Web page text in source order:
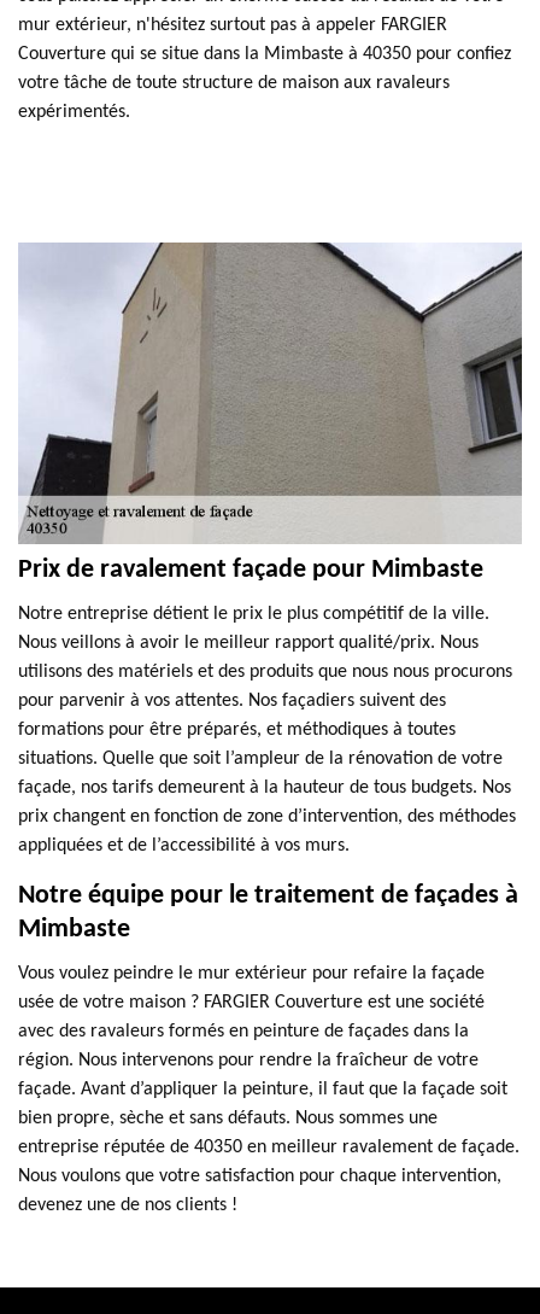
mur extérieur, n'hésitez surtout pas à appeler FARGIER
Couverture qui se situe dans la Mimbaste à 40350 pour confiez
votre tâche de toute structure de maison aux ravaleurs
expérimentés.
Prix de ravalement façade pour Mimbaste
Notre entreprise détient le prix le plus compétitif de la ville.
Nous veillons à avoir le meilleur rapport qualité/prix. Nous
utilisons des matériels et des produits que nous nous procurons
pour parvenir à vos attentes. Nos façadiers suivent des
formations pour être préparés, et méthodiques à toutes
situations. Quelle que soit l’ampleur de la rénovation de votre
façade, nos tarifs demeurent à la hauteur de tous budgets. Nos
prix changent en fonction de zone d’intervention, des méthodes
appliquées et de l’accessibilité à vos murs.
Notre équipe pour le traitement de façades à
Mimbaste
Vous voulez peindre le mur extérieur pour refaire la façade
usée de votre maison ? FARGIER Couverture est une société
avec des ravaleurs formés en peinture de façades dans la
région. Nous intervenons pour rendre la fraîcheur de votre
façade. Avant d’appliquer la peinture, il faut que la façade soit
bien propre, sèche et sans défauts. Nous sommes une
entreprise réputée de 40350 en meilleur ravalement de façade.
Nous voulons que votre satisfaction pour chaque intervention,
devenez une de nos clients !